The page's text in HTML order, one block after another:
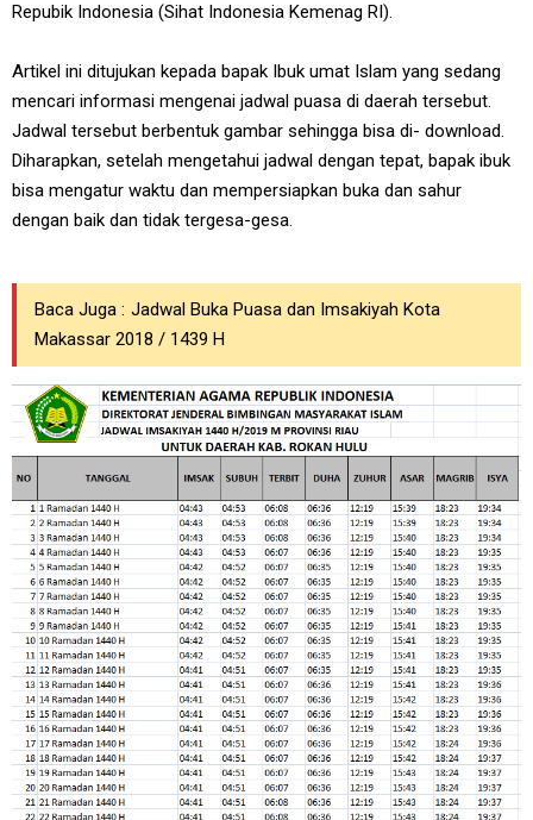
Repubik Indonesia (Sihat Indonesia Kemenag RI).
Artikel ini ditujukan kepada bapak Ibuk umat Islam yang sedang
mencari informasi mengenai jadwal puasa di daerah tersebut.
Jadwal tersebut berbentuk gambar sehingga bisa di- download.
Diharapkan, setelah mengetahui jadwal dengan tepat, bapak ibuk
bisa mengatur waktu dan mempersiapkan buka dan sahur
dengan baik dan tidak tergesa-gesa.
Baca Juga : Jadwal Buka Puasa dan Imsakiyah Kota
Makassar 2018 / 1439 H